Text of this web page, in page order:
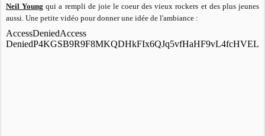
Neil Young qui a rempli de joie le coeur des vieux rockers et des plus jeunes
aussi. Une petite vidéo pour donner une idée de l'ambiance :